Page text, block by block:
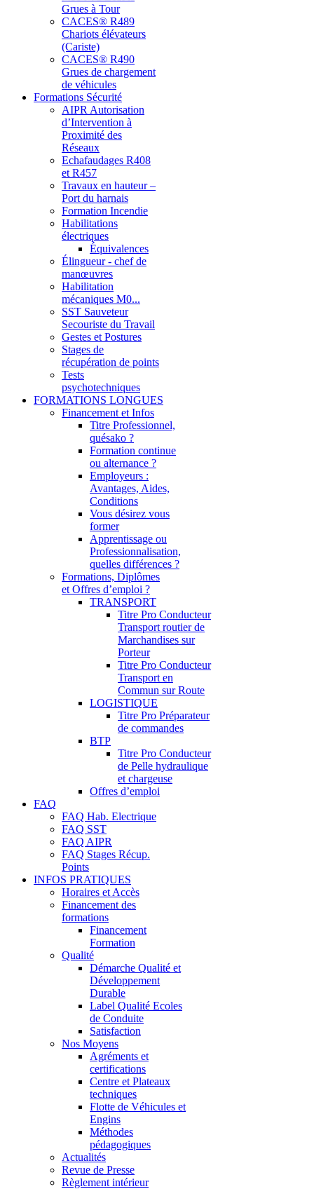
Grues à Tour
CACES® R489
Chariots élévateurs
(Cariste)
CACES® R490
Grues de chargement
de véhicules
Formations Sécurité
AIPR Autorisation
d’Intervention à
Proximité des
Réseaux
Echafaudages R408
et R457
Travaux en hauteur –
Port du harnais
Formation Incendie
Habilitations
électriques
Équivalences
Élingueur - chef de
manœuvres
Habilitation
mécaniques M0...
SST Sauveteur
Secouriste du Travail
Gestes et Postures
Stages de
récupération de points
Tests
psychotechniques
FORMATIONS LONGUES
Financement et Infos
Titre Professionnel,
quésako ?
Formation continue
ou alternance ?
Employeurs :
Avantages, Aides,
Conditions
Vous désirez vous
former
Apprentissage ou
Professionnalisation,
quelles différences ?
Formations, Diplômes
et Offres d’emploi ?
TRANSPORT
Titre Pro Conducteur
Transport routier de
Marchandises sur
Porteur
Titre Pro Conducteur
Transport en
Commun sur Route
LOGISTIQUE
Titre Pro Préparateur
de commandes
BTP
Titre Pro Conducteur
de Pelle hydraulique
et chargeuse
Offres d’emploi
FAQ
FAQ Hab. Electrique
FAQ SST
FAQ AIPR
FAQ Stages Récup.
Points
INFOS PRATIQUES
Horaires et Accès
Financement des
formations
Financement
Formation
Qualité
Démarche Qualité et
Développement
Durable
Label Qualité Ecoles
de Conduite
Satisfaction
Nos Moyens
Agréments et
certifications
Centre et Plateaux
techniques
Flotte de Véhicules et
Engins
Méthodes
pédagogiques
Actualités
Revue de Presse
Règlement intérieur